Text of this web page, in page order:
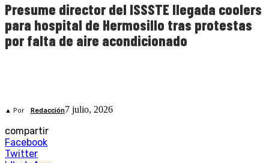
Presume director del ISSSTE llegada coolers
para hospital de Hermosillo tras protestas
por falta de aire acondicionado
▲ Por Redacción7 julio, 2026
compartir
Facebook
Twitter